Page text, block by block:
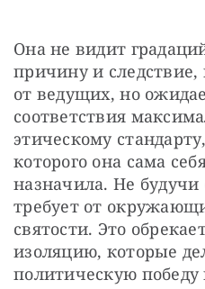
Она не видит
причину и
от ведущих, но
соответствия
этическому
которого она сама
назначила. Не будучи
требует от
святости. Это
изоляцию, которые
политическую